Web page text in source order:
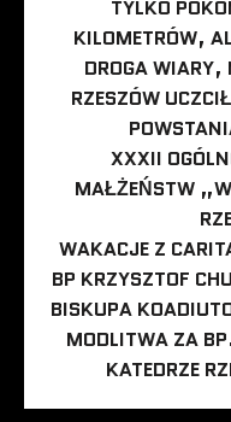
TYLKO
KILOMETRÓW,
DROGA
RZESZÓW
XXXII
MAŁŻEŃSTW
WAKACJE Z
BP KRZYSZTOF
BISKUPA
MODLITWA ZA
KATEDRZE